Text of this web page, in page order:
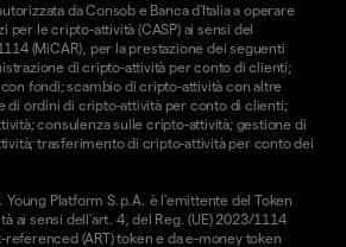
da Consob e Banca d'Italia a operare
per le cripto-attività (CASP) ai sensi del
(MiCAR), per la prestazione dei seguenti
di cripto-attività per conto di clienti;
fondi; scambio di cripto-attività con altre
di ordini di cripto-attività per conto di clienti;
consulenza sulle cripto-attività; gestione di
trasferimento di cripto-attività per conto dei
Young Platform S.p.A. è l'emittente del Token
ai sensi dell'art. 4, del Reg. (UE) 2023/1114
referenced (ART) token e da e-money token